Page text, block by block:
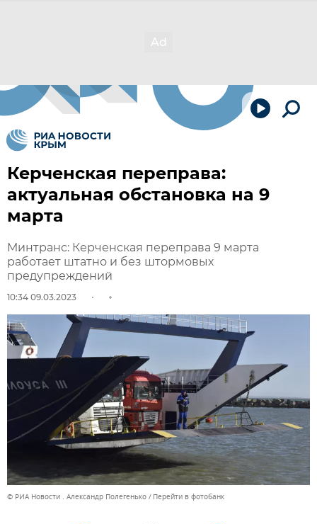
Керченская переправа:
актуальная обстановка на 9
марта
Минтранс: Керченская переправа 9 марта
работает штатно и без штормовых
предупреждений
10:34 09.03.2023
© РИА Новости . Александр Полегенько Перейти в фотобанк